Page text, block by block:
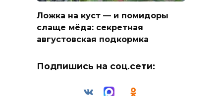
Ложка на куст — и помидоры
слаще мёда: секретная
августовская подкормка
Подпишись на соц.сети: